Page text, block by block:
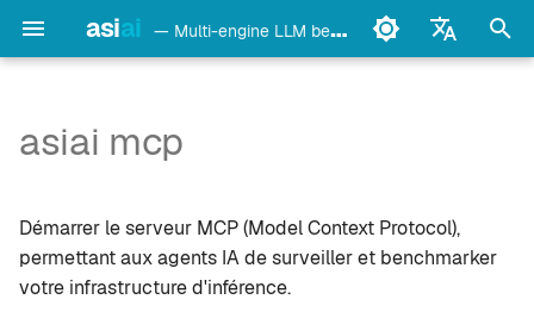
asiai — Multi-engine LLM benchmark & monitoring CLI
Español
Italiano
i
a
Utilisation
Options
Outils (11)
Ollama
LM Studio
mlx-lm
asiai mcp
Démarrer le serveur MCP (Model Context Protocol),
permettant aux agents IA de surveiller et benchmarker
votre infrastructure d'inférence.